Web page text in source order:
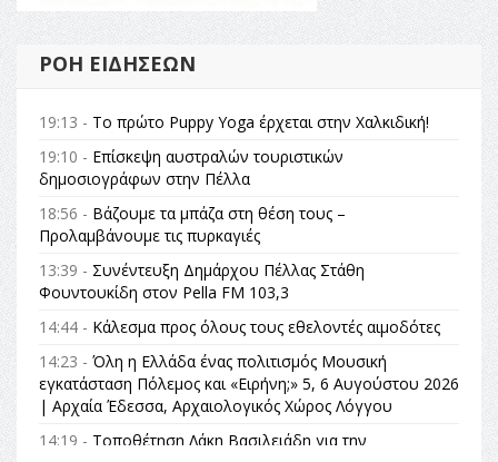
ΡΟΉ ΕΙΔΉΣΕΩΝ
19:13 - Το πρώτο Puppy Yoga έρχεται στην Χαλκιδική!
19:10 - Επίσκεψη αυστραλών τουριστικών
δημοσιογράφων στην Πέλλα
18:56 - Βάζουμε τα μπάζα στη θέση τους –
Προλαμβάνουμε τις πυρκαγιές
13:39 - Συνέντευξη Δημάρχου Πέλλας Στάθη
Φουντουκίδη στον Pella FM 103,3
14:44 - Κάλεσμα προς όλους τους εθελοντές αιμοδότες
14:23 - Όλη η Ελλάδα ένας πολιτισμός Μουσική
εγκατάσταση Πόλεμος και «Ειρήνη;» 5, 6 Αυγούστου 2026
| Αρχαία Έδεσσα, Αρχαιολογικός Χώρος Λόγγου
14:19 - Τοποθέτηση Λάκη Βασιλειάδη για την